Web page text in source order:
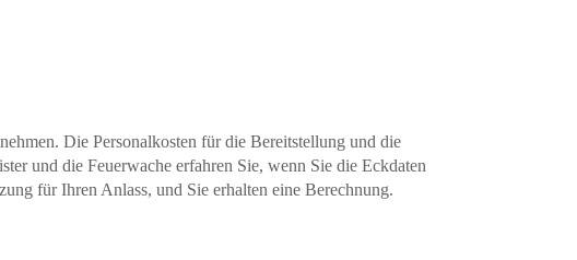
Die Personalkosten für die Bereitstellung und die
und die Feuerwache erfahren Sie, wenn Sie die Eckdaten
für Ihren Anlass, und Sie erhalten eine Berechnung.